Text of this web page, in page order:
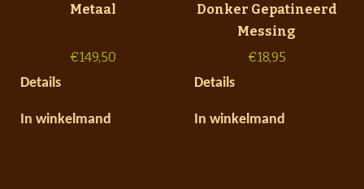
Metaal
€149,50
Details
In winkelmand
Donker Gepatineerd
Messing
€18,95
Details
In winkelmand